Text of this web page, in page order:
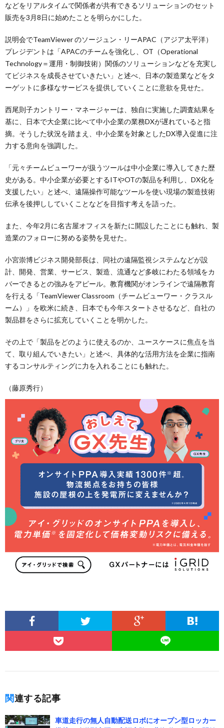
などをリアルタイムで関係者が共有できるソリューションのセット
販売を3月8日に始めたことを明らかにした。
説明会でTeamViewer のソージュン・リーAPAC（アジア太平洋）
プレジデントは「APACのチームを強化し、OT（Operational
Technology＝運用・制御技術）関係のソリューションなどを充実し
てビジネスを成長させていきたい」と述べ、日本の製造業などをタ
ーゲットに多様なサービスを提供していくことに意欲を見せた。
西尾則子カントリー・マネージャーは、独自に実施した調査結果を
基に、日本で大企業に比べて中小企業の業務DXが遅れていると指
摘。そうした状況を踏まえ、中小企業を対象としたDX導入促進に注
力する意向を強調した。
「元々チームビューワーが扱うツールは中小企業に導入してきた歴
史がある。中小企業が必要とするITやOTの製品を利用し、DX化を
支援したい」と述べ、遠隔操作可能なツールを使い現場の製造技術
伝承を後押ししていくことなどを目指す考えを語った。
また、今年2月に名古屋オフィスを新たに開設したことにも触れ、製
造業のフォローに努める姿勢を見せた。
小宮崇博ビジネス開発部長は、同社の遠隔監視システムなどが設
計、開発、営業、サービス、製造、流通など多岐にわたる領域をカ
バーできるとの強みをアピール。教育機関がオンラインで遠隔教育
を行える「TeamViewer Classroom（チームビューワー・クラスル
ーム）」を欧米に続き、日本でも今年スタートさせるなど、自社の
製品群をさらに拡充していくことを明かした。
その上で「製品をどのように使えるのか、ユースケースに焦点を当
て、取り組んでいきたい」と述べ、具体的な活用方法を企業に指南
するコンサルティングに力を入れることにも触れた。
（藤原秀行）
関連する記事
車道走行の無人自動配送ロボにオープン型ロッカー